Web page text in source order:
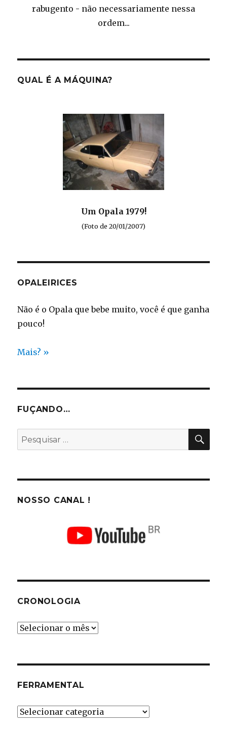
rabugento - não necessariamente nessa
ordem...
QUAL É A MÁQUINA?
Um Opala 1979!
(Foto de 20/01/2007)
OPALEIRICES
Não é o Opala que bebe muito, você é que ganha
pouco!
Mais? »
FUÇANDO…
Pesquisar
por:
NOSSO CANAL !
CRONOLOGIA
Cronologia
FERRAMENTAL
Ferramental